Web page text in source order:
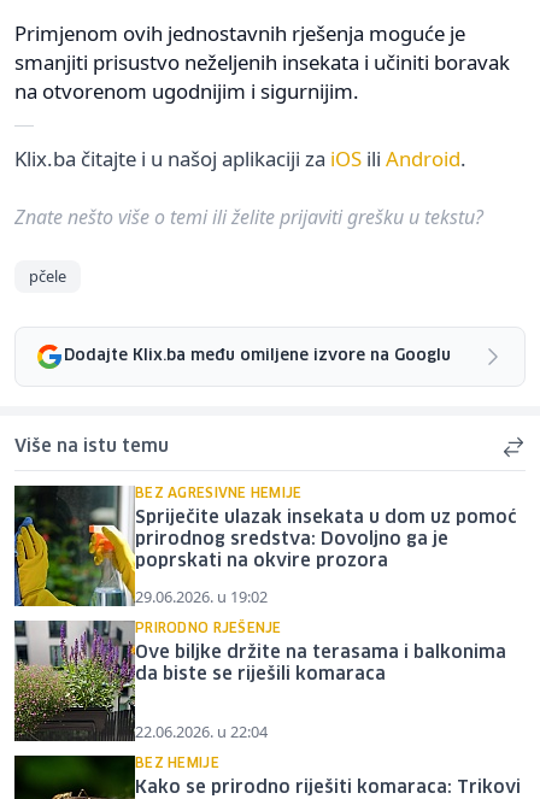
Primjenom ovih jednostavnih rješenja moguće je
smanjiti prisustvo neželjenih insekata i učiniti boravak
na otvorenom ugodnijim i sigurnijim.
Klix.ba čitajte i u našoj aplikaciji za iOS ili Android.
Znate nešto više o temi ili želite prijaviti grešku u tekstu?
pčele
Dodajte Klix.ba među omiljene izvore na Googlu
Više na istu temu
BEZ AGRESIVNE HEMIJE
Spriječite ulazak insekata u dom uz pomoć
prirodnog sredstva: Dovoljno ga je
poprskati na okvire prozora
29.06.2026. u 19:02
PRIRODNO RJEŠENJE
Ove biljke držite na terasama i balkonima
da biste se riješili komaraca
22.06.2026. u 22:04
BEZ HEMIJE
Kako se prirodno riješiti komaraca: Trikovi